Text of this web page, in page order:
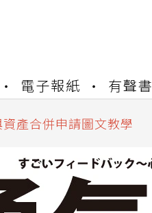
電子報紙 有聲書
開通申請
產合併申請圖文教學
開通申請